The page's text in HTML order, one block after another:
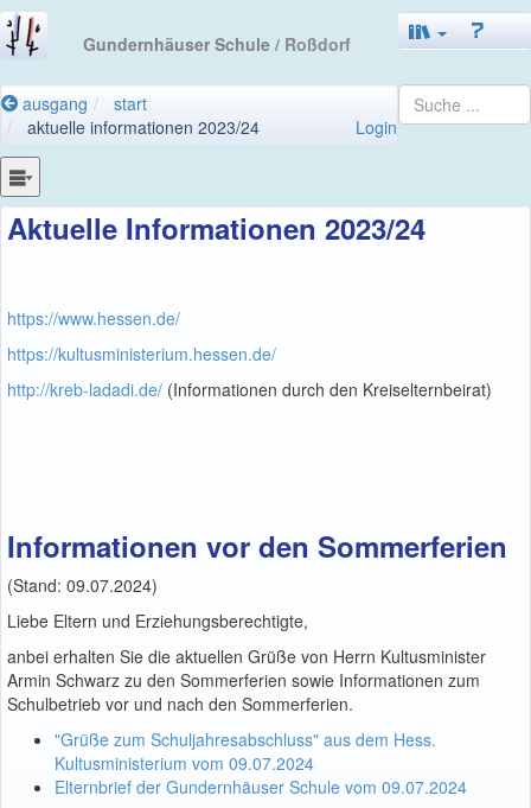
Gundernhäuser Schule / Roßdorf
ausgang
start
aktuelle informationen 2023/24
Login
Aktuelle Informationen 2023/24
https://www.hessen.de/
https://kultusministerium.hessen.de/
http://kreb-ladadi.de/ (Informationen durch den Kreiselternbeirat)
Informationen vor den Sommerferien
(Stand: 09.07.2024)
Liebe Eltern und Erziehungsberechtigte,
anbei erhalten Sie die aktuellen Grüße von Herrn Kultusminister
Armin Schwarz zu den Sommerferien sowie Informationen zum
Schulbetrieb vor und nach den Sommerferien.
"Grüße zum Schuljahresabschluss" aus dem Hess.
Kultusministerium vom 09.07.2024
Elternbrief der Gundernhäuser Schule vom 09.07.2024